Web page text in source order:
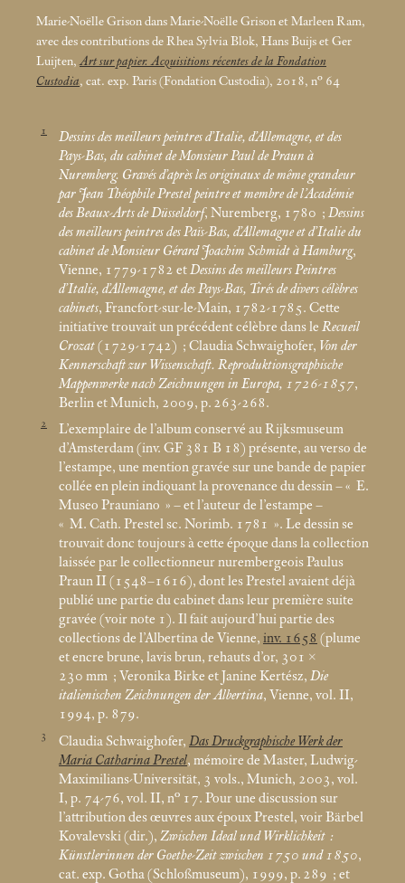
Marie-Noëlle Grison dans Marie-Noëlle Grison et Marleen Ram,
avec des contributions de Rhea Sylvia Blok, Hans Buijs et Ger
Luijten,Art sur papier. Acquisitions récentes de la Fondation
Custodia, cat. exp. Paris (Fondation Custodia), 2018, n° 64
1
Dessins des meilleurs peintres d’Italie, d’Allemagne, et des
Pays-Bas, du cabinet de Monsieur Paul de Praun à
Nuremberg. Gravés d’après les originaux de même grandeur
par Jean Théophile Prestel peintre et membre de l’Académie
des Beaux-Arts de Düsseldorf, Nuremberg, 1780 ; Dessins
des meilleurs peintres des Païs-Bas, d’Allemagne et d’Italie du
cabinet de Monsieur Gérard Joachim Schmidt à Hamburg,
Vienne, 1779-1782 etDessins des meilleurs Peintres
d’Italie, d’Allemagne, et des Pays-Bas, Tirés de divers célèbres
cabinets, Francfort-sur-le-Main, 1782-1785. Cette
initiative trouvait un précédent célèbre dans le Recueil
Crozat(1729-1742) ; Claudia Schwaighofer, Von der
Kennerschaft zur Wissenschaft. Reproduktionsgraphische
Mappenwerke nach Zeichnungen in Europa, 1726-1857,
Berlin et Munich, 2009, p. 263-268.
2
L’exemplaire de l’album conservé au Rijksmuseum
d’Amsterdam (inv. GF 381 B 18) présente, au verso de
l’estampe, une mention gravée sur une bande de papier
collée en plein indiquant la provenance du dessin – « E.
Museo Prauniano » – et l’auteur de l’estampe –
« M. Cath. Prestel sc. Norimb. 1781 ». Le dessin se
trouvait donc toujours à cette époque dans la collection
laissée par le collectionneur nurembergeois Paulus
Praun II (1548–1616), dont les Prestel avaient déjà
publié une partie du cabinet dans leur première suite
gravée (voir note 1). Il fait aujourd’hui partie des
collections de l’Albertina de Vienne, inv. 1658 (plume
et encre brune, lavis brun, rehauts d’or, 301 ×
230 mm ; Veronika Birke et Janine Kertész, Die
italienischen Zeichnungen der Albertina, Vienne, vol. II,
1994, p. 879.
3 Claudia Schwaighofer, Das Druckgraphische Werk der
Maria Catharina Prestel, mémoire de Master, Ludwig-
Maximilians-Universität, 3 vols., Munich, 2003, vol.
I, p. 74-76, vol. II, n° 17. Pour une discussion sur
l’attribution des œuvres aux époux Prestel, voir Bärbel
Kovalevski (dir.), Zwischen Ideal und Wirklichkeit :
Künstlerinnen der Goethe-Zeit zwischen 1750 und 1850,
cat. exp. Gotha (Schloßmuseum), 1999, p. 289 ; et